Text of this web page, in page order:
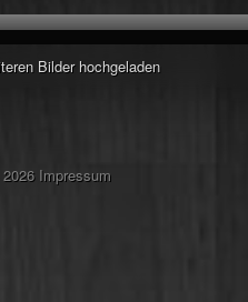
Bilder hochgeladen
Impressum